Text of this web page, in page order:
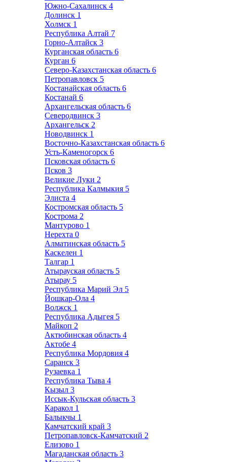
Южно-Сахалинск 4
Долинск 1
Холмск 1
Республика Алтай 7
Горно-Алтайск 3
Курганская область 6
Курган 6
Северо-Казахстанская область 6
Петропавловск 5
Костанайская область 6
Костанай 6
Архангельская область 6
Северодвинск 3
Архангельск 2
Новодвинск 1
Восточно-Казахстанская область 6
Усть-Каменогорск 6
Псковская область 6
Псков 3
Великие Луки 2
Республика Калмыкия 5
Элиста 4
Костромская область 5
Кострома 2
Мантурово 1
Нерехта 0
Алматинская область 5
Каскелен 1
Талгар 1
Атырауская область 5
Атырау 5
Республика Марий Эл 5
Йошкар-Ола 4
Волжск 1
Республика Адыгея 5
Майкоп 2
Актюбинская область 4
Актобе 4
Республика Мордовия 4
Саранск 3
Рузаевка 1
Республика Тыва 4
Кызыл 3
Иссык-Кульская область 3
Каракол 1
Балыкчы 1
Камчатский край 3
Петропавловск-Камчатский 2
Елизово 1
Магаданская область 3